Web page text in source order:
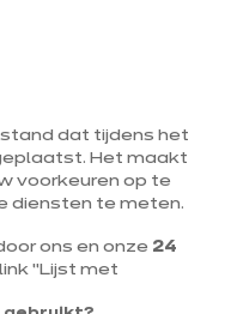
winkels
Afspraak
maken
stelt ons
dat tijdens het
Het maakt
voorkeuren op te
diensten te meten.
ons en onze 24
“Lijst met